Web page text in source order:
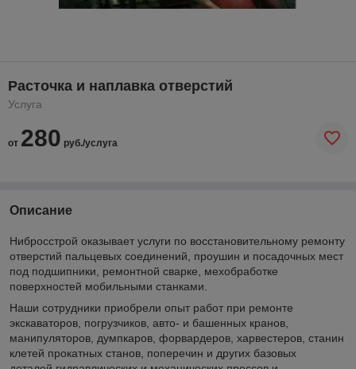
Расточка и наплавка отверстий
Услуга
от 280 руб./услуга
Описание
Нибросстрой оказывает услуги по восстановительному ремонту
отверстий пальцевых соединений, проушин и посадочных мест
под подшипники, ремонтной сварке, мехобработке
поверхностей мобильными станками.
Наши сотрудники приобрели опыт работ при ремонте
экскаваторов, погрузчиков, авто- и башенных кранов,
манипуляторов, думпкаров, форвардеров, харвестеров, станин
клетей прокатных станов, поперечин и других базовых